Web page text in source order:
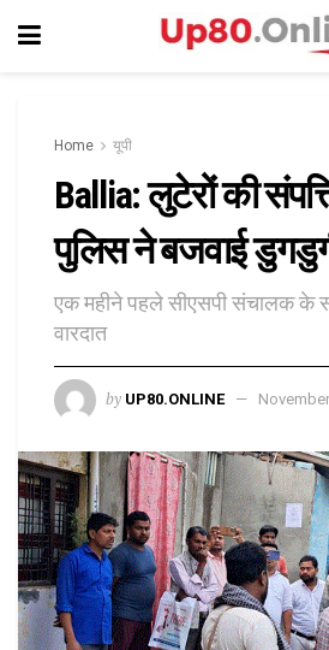
Home यूपी
Ballia: लुटेरों की
पुलिस ने बजवाई
एक महीने पहले सीएसपी संचालक के
वारदात
by UP80.ONLINE